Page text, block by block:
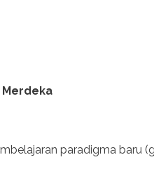
paradigma baru